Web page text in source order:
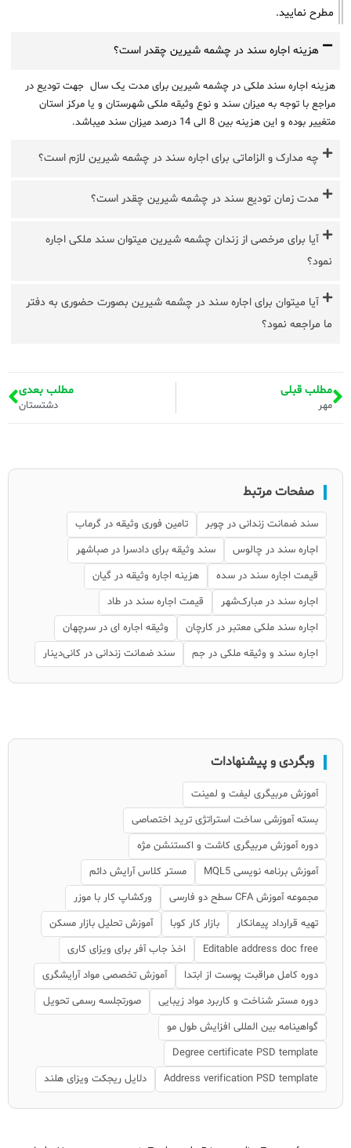
مطرح نمایید.
هزینه اجاره سند در چشمه شیرین چقدر است؟
هزینه اجاره سند ملکی در چشمه شیرین برای مدت یک سال جهت تودیع در
مراجع با توجه به میزان سند و نوع وثیقه ملکی شهرستان و یا مرکز استان
متغییر بوده و این هزینه بین 8 الی 14 درصد میزان سند میباشد.
چه مدارک و الزاماتی برای اجاره سند در چشمه شیرین لازم است؟
مدت زمان تودیع سند در چشمه شیرین چقدر است؟
آیا برای مرخصی از زندان چشمه شیرین میتوان سند ملکی اجاره
نمود؟
آیا میتوان برای اجاره سند در چشمه شیرین بصورت حضوری به دفتر
ما مراجعه نمود؟
مطلب قبلی
مهر
مطلب بعدی
دشتستان
صفحات مرتبط
سند ضمانت زندانی در چوبر
تامین فوری وثیقه در گرماب
اجاره سند در چالوس
سند وثیقه برای دادسرا در صباشهر
قیمت اجاره سند در سده
هزینه اجاره وثیقه در گیان
اجاره سند در مبارک‌شهر
قیمت اجاره سند در طاد
اجاره سند ملکی معتبر در کارچان
وثیقه اجاره ای در سرچهان
اجاره سند و وثیقه ملکی در جم
سند ضمانت زندانی در کانی‌دینار
وبگردی و پیشنهادات
آموزش مربیگری لیفت و لمینت
بسته آموزشی ساخت استراتژی ترید اختصاصی
دوره آموزش مربیگری کاشت و اکستنشن مژه
آموزش برنامه نویسی MQL5
مستر کلاس آرایش دائم
مجموعه آموزش CFA سطح دو فارسی
ورکشاپ کار با موزر
تهیه قرارداد پیمانکار
بازار کار کوبا
آموزش تحلیل بازار مسکن
Editable address doc free
اخذ جاب آفر برای ویزای کاری
دوره کامل مراقبت پوست از ابتدا
آموزش تخصصی مواد آرایشگری
دوره مستر شناخت و کاربرد مواد زیبایی
صورتجلسه رسمی تحویل
گواهینامه بین المللی افزایش طول مو
Degree certificate PSD template
Address verification PSD template
دلایل ریجکت ویزای هلند